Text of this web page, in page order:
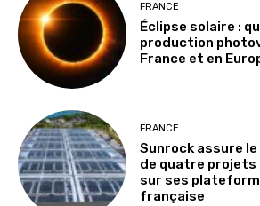
FRANCE
Éclipse solaire :
production
France et en
FRANCE
Sunrock assure
de quatre
sur ses
française